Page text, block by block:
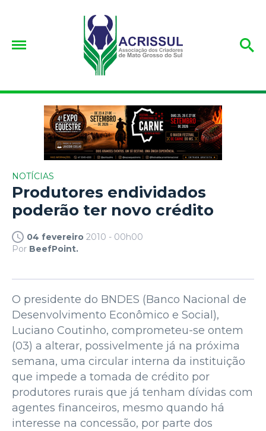
NOTÍCIAS
Produtores endividados
poderão ter novo crédito
04 fevereiro 2010 - 00h00
Por BeefPoint.
O presidente do BNDES (Banco Nacional de
Desenvolvimento Econômico e Social),
Luciano Coutinho, comprometeu-se ontem
(03) a alterar, possivelmente já na próxima
semana, uma circular interna da instituição
que impede a tomada de crédito por
produtores rurais que já tenham dívidas com
agentes financeiros, mesmo quando há
interesse na concessão, por parte dos